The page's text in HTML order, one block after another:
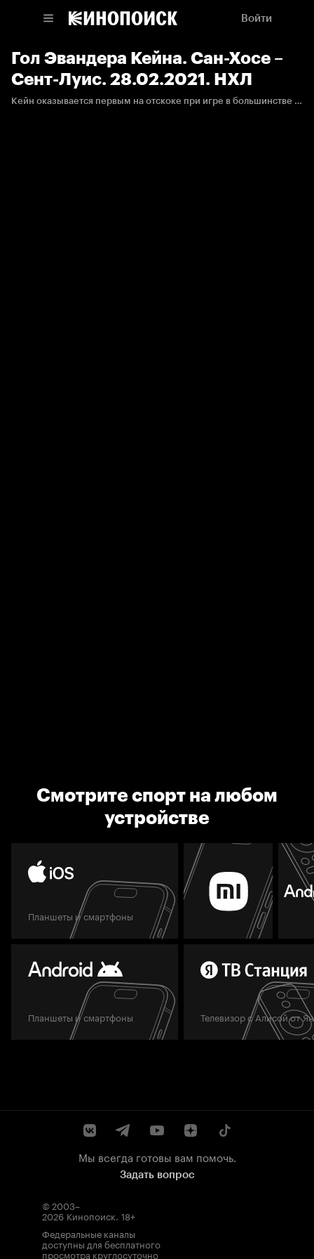
Войти
Гол Эвандера Кейна. Сан-Хосе –
Сент-Луис. 28.02.2021. НХЛ
Кейн оказывается первым на отскоке при игре в большинстве и позволяет своей команде вновь повести в счёте.
Смотрите спорт на любом
устройстве
Планшеты и смартфоны
Планшеты и смартфоны Телевизор с Алисой от
Мы всегда готовы вам помочь.
Задать вопрос
© 2003–
2026 Кинопоиск. 18+
Федеральные каналы
доступны для бесплатного
просмотра круглосуточно